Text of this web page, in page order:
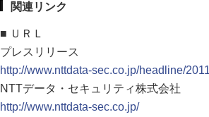
関連リンク
■ ＵＲＬ
プレスリリース
http://www.nttdata-sec.co.jp/headline/
NTTデータ・セキュリティ株式会社
http://www.nttdata-sec.co.jp/